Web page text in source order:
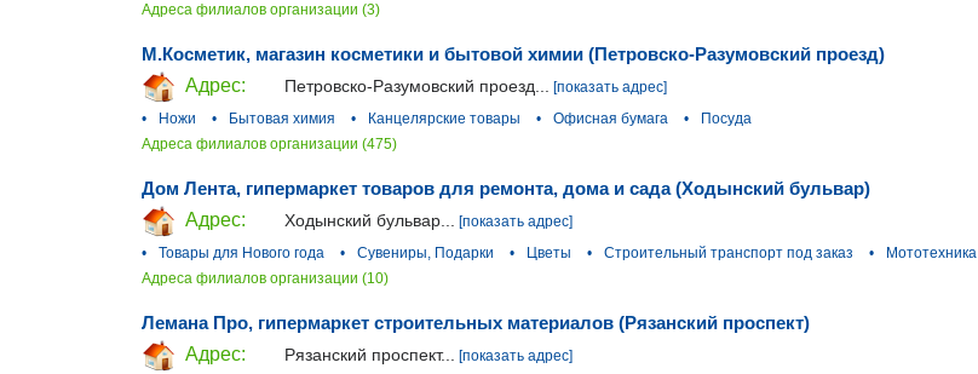
Адреса филиалов организации (3)
М.Косметик, магазин косметики и бытовой химии (Петровско-Разумовский проезд)
Адрес:
Петровско-Разумовский проезд... [показать адрес]
•
Ножи • Бытовая химия • Канцелярские товары • Офисная бумага •
Посуда
Адреса филиалов организации (475)
Дом Лента, гипермаркет товаров для ремонта, дома и сада (Ходынский бульвар)
Адрес:
Ходынский бульвар... [показать адрес]
•
Товары для Нового года • Сувениры, Подарки • Цветы • Строительный транспорт под заказ •
Мототехника
Адреса филиалов организации (10)
Лемана Про, гипермаркет строительных материалов (Рязанский проспект)
Адрес:
Рязанский проспект...
[показать адрес]